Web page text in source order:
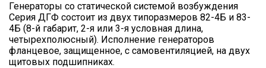
Генераторы со статической системой возбуждения
Серия ДГФ состоит из двух типоразмеров 82-4Б и 83-
4Б (8-й габарит, 2-я или 3-я условная длина,
четырехполюсный). Исполнение генераторов
фланцевое, защищенное, с самовентиляцией, на двух
щитовых подшипниках.